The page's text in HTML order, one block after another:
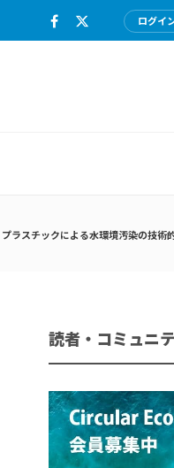
ログイ
ラスチックによる水環境汚染の技術
読者・コミュニ